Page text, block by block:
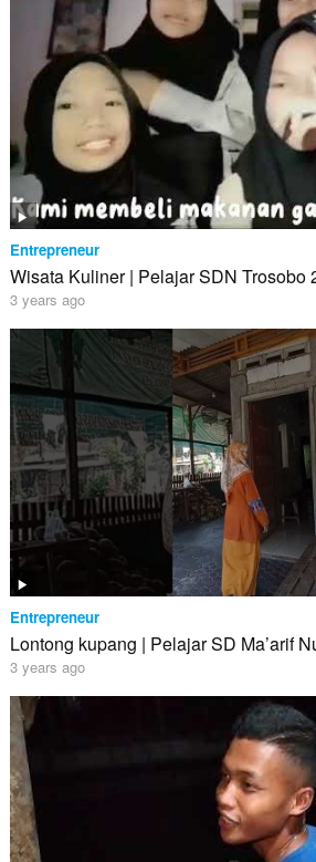
Entrepreneur
Wisata Kuliner | Pelajar SDN Trosobo
3 years ago
Entrepreneur
Lontong kupang | Pelajar SD Ma’arif
3 years ago